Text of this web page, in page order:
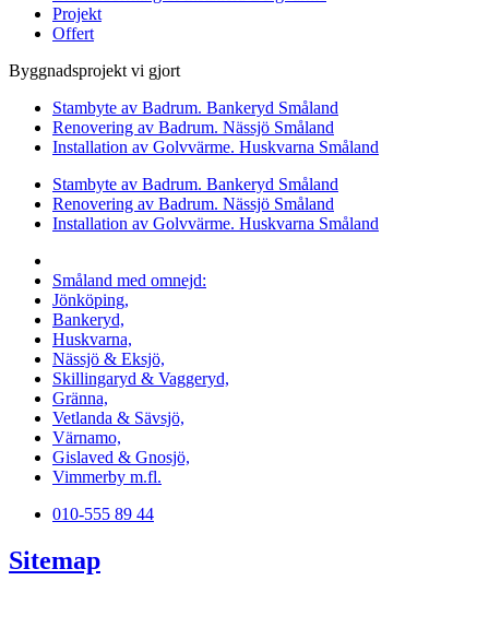
Projekt
Offert
Byggnadsprojekt vi gjort
Stambyte av Badrum. Bankeryd Småland
Renovering av Badrum. Nässjö Småland
Installation av Golvvärme. Huskvarna Småland
Stambyte av Badrum. Bankeryd Småland
Renovering av Badrum. Nässjö Småland
Installation av Golvvärme. Huskvarna Småland
Småland med omnejd:
Jönköping,
Bankeryd,
Huskvarna,
Nässjö & Eksjö,
Skillingaryd & Vaggeryd,
Gränna,
Vetlanda & Sävsjö,
Värnamo,
Gislaved & Gnosjö,
Vimmerby m.fl.
010-555 89 44
Sitemap